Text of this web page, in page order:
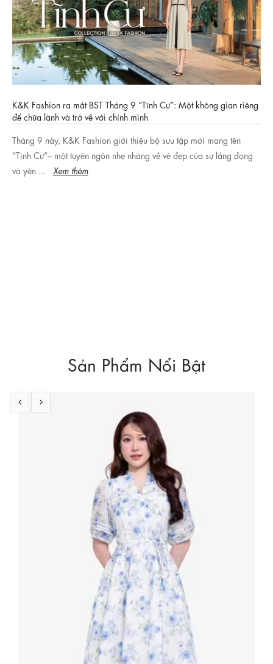
K&K Fashion ra mắt BST Tháng 9 “Tĩnh Cư”: Một không gian riêng
để chữa lành và trở về với chính mình
Tháng 9 này, K&K Fashion giới thiệu bộ sưu tập mới mang tên
“Tĩnh Cư”– một tuyên ngôn nhẹ nhàng về vẻ đẹp của sự lắng đọng
và yên ...
Xem thêm
Sản Phẩm Nổi Bật